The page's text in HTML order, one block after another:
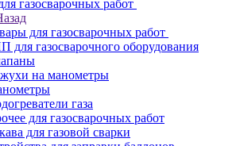
газосварочных работ
для газосварочных работ
для газосварочного оборудования
на манометры
газа
для газосварочных работ
для газовой сварки